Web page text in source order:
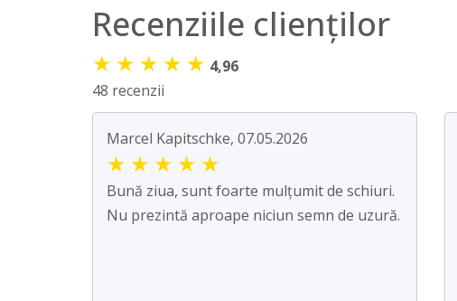
Recenziile clienților
★ ★ ★ ★ ★ 4,96
48 recenzii
Marcel Kapitschke, 07.05.2026
★ ★ ★ ★ ★
Bună ziua, sunt foarte mulțumit de schiuri.
Nu prezintă aproape niciun semn de uzură.